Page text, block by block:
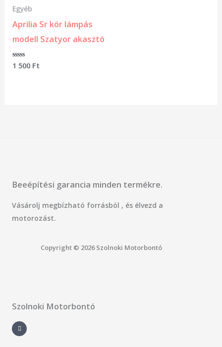
Egyéb
Aprilia Sr kör lámpás
modell Szatyor akasztó
Értékelés:
1 500 Ft
Beeépítési garancia minden termékre.
Vásárolj megbízható forrásból , és élvezd a
motorozást.
Copyright © 2026 Szolnoki Motorbontó
Szolnoki Motorbontó
a
c
e